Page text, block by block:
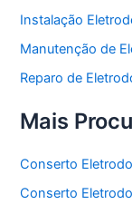
Instalação
Manutenção de
Reparo de
Mais
Conserto
Conserto